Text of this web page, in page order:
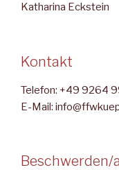
Katharina Eckstein
Kontakt
Telefon: +49 9264
E-Mail: